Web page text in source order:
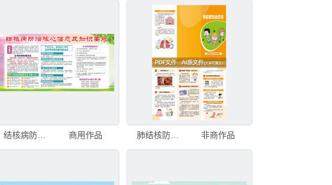
结核病防治核心信息及知识要点 商用作品 肺结核防治知识三折页 非商作品